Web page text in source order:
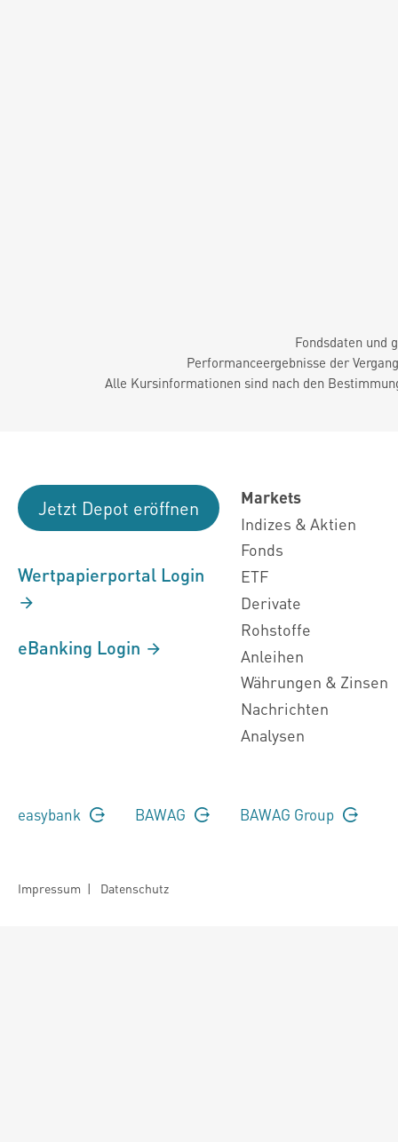
Fondsdaten und
Performanceergebnisse der
Alle Kursinformationen sind nach den
Jetzt Depot eröffnen
Wertpapierportal Login
eBanking Login
Markets
Indizes & Aktien
Fonds
ETF
Derivate
Rohstoffe
Anleihen
Währungen & Zinsen
Nachrichten
Analysen
easybank BAWAG BAWAG Group
Impressum | Datenschutz